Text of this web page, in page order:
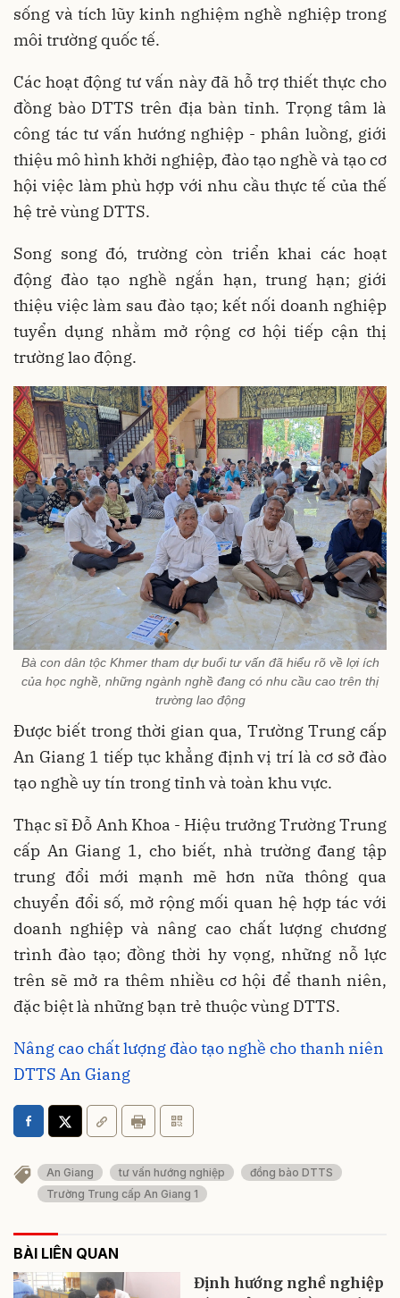
sống và tích lũy kinh nghiệm nghề nghiệp trong
môi trường quốc tế.
Các hoạt động tư vấn này đã hỗ trợ thiết thực cho
đồng bào DTTS trên địa bàn tỉnh. Trọng tâm là
công tác tư vấn hướng nghiệp - phân luồng, giới
thiệu mô hình khởi nghiệp, đào tạo nghề và tạo cơ
hội việc làm phù hợp với nhu cầu thực tế của thế
hệ trẻ vùng DTTS.
Song song đó, trường còn triển khai các hoạt
động đào tạo nghề ngắn hạn, trung hạn; giới
thiệu việc làm sau đào tạo; kết nối doanh nghiệp
tuyển dụng nhằm mở rộng cơ hội tiếp cận thị
trường lao động.
Bà con dân tộc Khmer tham dự buổi tư vấn đã hiểu rõ về lợi ích
của học nghề, những ngành nghề đang có nhu cầu cao trên thị
trường lao động
Được biết trong thời gian qua, Trường Trung cấp
An Giang 1 tiếp tục khẳng định vị trí là cơ sở đào
tạo nghề uy tín trong tỉnh và toàn khu vực.
Thạc sĩ Đỗ Anh Khoa - Hiệu trưởng Trường Trung
cấp An Giang 1, cho biết, nhà trường đang tập
trung đổi mới mạnh mẽ hơn nữa thông qua
chuyển đổi số, mở rộng mối quan hệ hợp tác với
doanh nghiệp và nâng cao chất lượng chương
trình đào tạo; đồng thời hy vọng, những nỗ lực
trên sẽ mở ra thêm nhiều cơ hội để thanh niên,
đặc biệt là những bạn trẻ thuộc vùng DTTS.
Nâng cao chất lượng đào tạo nghề cho thanh niên
DTTS An Giang
An Giang tư vấn hướng nghiệp
đồng bào DTTS
Trường Trung cấp An Giang 1
BÀI LIÊN QUAN
Định hướng nghề nghiệp